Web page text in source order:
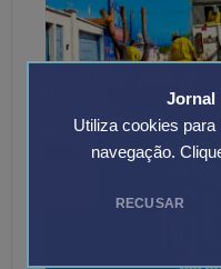
Jornal
Utiliza cookies
navegação.
RECUSAR